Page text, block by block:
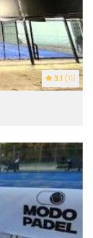
3.1 (11)